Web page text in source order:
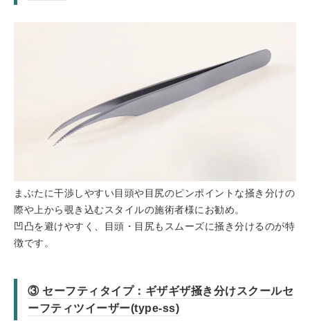
まぶたに干渉しやすい目頭や目尻のピンポイントな掻き分けの
際や上から覗き込むスタイルの施術者様にお勧め。
凹凸を避けやすく、目頭・目尻もスムーズに掻き分けるのが特
徴です。
③ セーフティタイプ：ギザギザ掻き分けスクールセ
ーフティツイーザー(type-ss)